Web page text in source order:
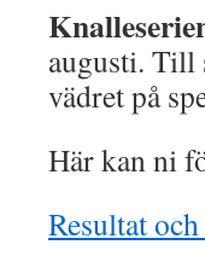
augusti. Till
vädret på
Här kan ni
Resultat